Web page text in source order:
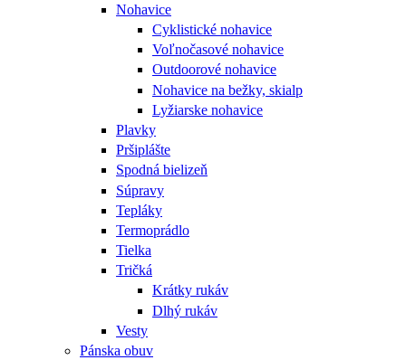
Nohavice
Cyklistické nohavice
Voľnočasové nohavice
Outdoorové nohavice
Nohavice na bežky, skialp
Lyžiarske nohavice
Plavky
Pršiplášte
Spodná bielizeň
Súpravy
Tepláky
Termoprádlo
Tielka
Tričká
Krátky rukáv
Dlhý rukáv
Vesty
Pánska obuv